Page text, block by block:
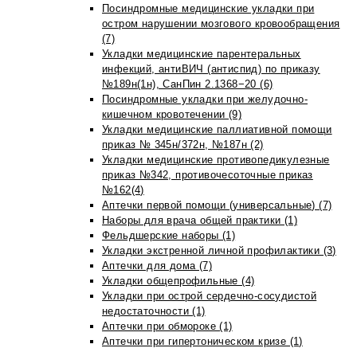
Посиндромные медицинские укладки при
остром нарушении мозгового кровообращения
(7)
Укладки медицинские парентеральных
инфекций, антиВИЧ (антиспид) по приказу
№189н(1н), СанПин 2.1368−20 (6)
Посиндромные укладки при желудочно-
кишечном кровотечении (9)
Укладки медицинские паллиативной помощи
приказ № 345н/372н, №187н (2)
Укладки медицинские противопедикулезные
приказ №342, противочесоточные приказ
№162(4)
Аптечки первой помощи (универсальные) (7)
Наборы для врача общей практики (1)
Фельдшерские наборы (1)
Укладки экстренной личной профилактики (3)
Аптечки для дома (7)
Укладки общепрофильные (4)
Укладки при острой сердечно-сосудистой
недостаточности (1)
Аптечки при обмороке (1)
Аптечки при гипертоническом кризе (1)